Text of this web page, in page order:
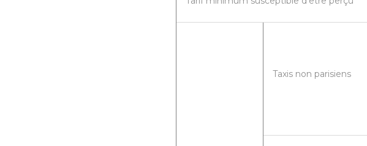
Taxis non parisiens